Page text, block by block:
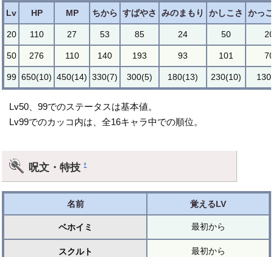
Lv HP MP ちから すばやさ みのまもり かしこさ かっ
20 110 27 53 85 24 50
50 276 110 140 193 93 101
99 650(10) 450(14) 330(7) 300(5) 180(13) 230(10)
Lv50、99でのステータスは基本値。
Lv99でのカッコ内は、全16キャラ中での順位。
呪文・特技†
名前 覚えるLV
ベホイミ 最初から
スクルト 最初から